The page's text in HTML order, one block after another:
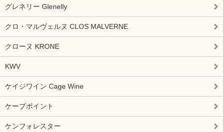
グレネリー Glenelly
クロ・マルヴェルヌ CLOS MALVERNE
クローヌ KRONE
KWV
ケイジワイン Cage Wine
ケープポイント
ケンフォレスター